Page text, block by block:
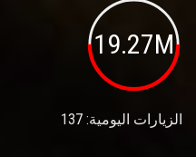
19.27M
الزيارات اليومية: 137